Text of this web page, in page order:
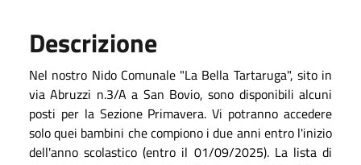
Descrizione
Nel nostro Nido Comunale "La Bella Tartaruga", sito in
via Abruzzi n.3/A a San Bovio, sono disponibili alcuni
posti per la Sezione Primavera. Vi potranno accedere
solo quei bambini che compiono i due anni entro l'inizio
dell'anno scolastico (entro il 01/09/2025). La lista di